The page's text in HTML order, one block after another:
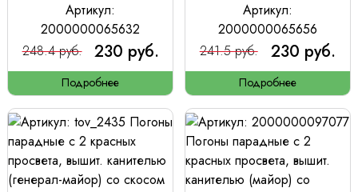
Артикул:
2000000065632
248.4 руб.
230 руб.
Подробнее
Артикул:
2000000065656
241.5 руб.
230 руб.
Подробнее